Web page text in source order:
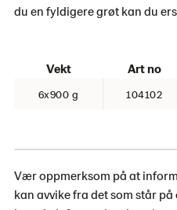
du en fyldigere grøt kan du
Vekt Art no
6x900 g 104102
Vær oppmerksom på at
kan avvike fra det som står